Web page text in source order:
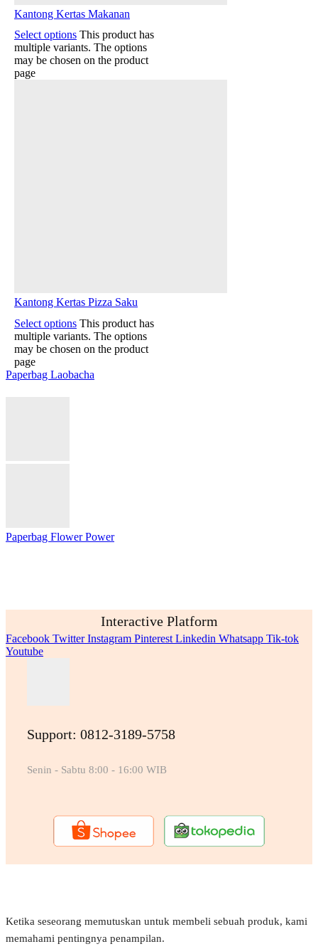
Kantong Kertas Makanan
Select options This product has
multiple variants. The options
may be chosen on the product
page
Kantong Kertas Pizza Saku
Select options This product has
multiple variants. The options
may be chosen on the product
page
Paperbag Laobacha
Paperbag Flower Power
Interactive Platform
Facebook Twitter Instagram Pinterest Linkedin Whatsapp Tik-tok
Youtube
Support: 0812-3189-5758
Senin - Sabtu 8:00 - 16:00 WIB
Ketika seseorang memutuskan untuk membeli sebuah produk, kami
memahami pentingnya penampilan.